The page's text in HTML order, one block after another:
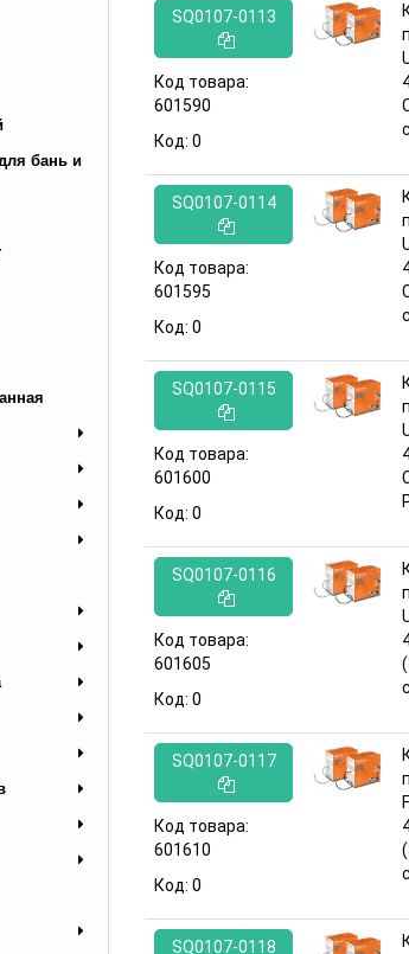
бань и
SQ0107-0113
Код товара:
601590
Код: 0
SQ0107-0114
Код товара:
601595
Код: 0
SQ0107-0115
Код товара:
601600
Код: 0
SQ0107-0116
Код товара:
601605
Код: 0
SQ0107-0117
Код товара:
601610
Код: 0
SQ0107-0118